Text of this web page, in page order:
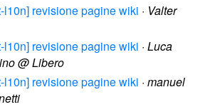
l10n] revisione pagine wiki · Valter
l10n] revisione pagine wiki · Luca
@ Libero
l10n] revisione pagine wiki · manuel